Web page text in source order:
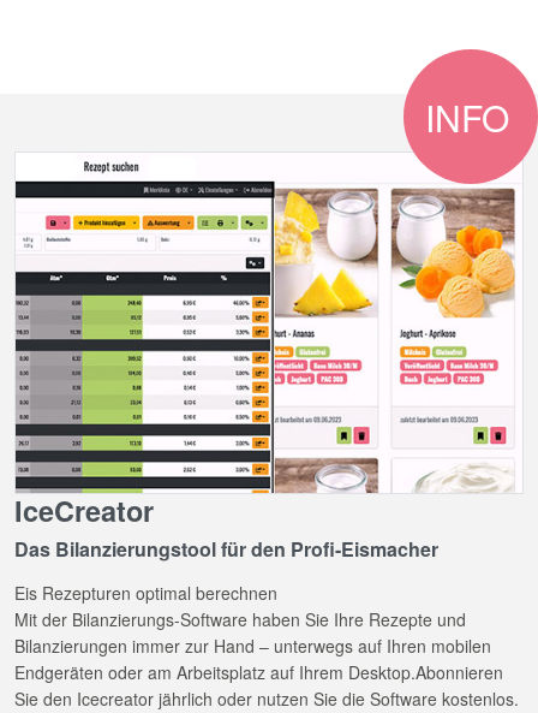
INFO
IceCreator
Das Bilanzierungstool für den Profi-Eismacher
Eis Rezepturen optimal berechnen
Mit der Bilanzierungs-Software haben Sie Ihre Rezepte und
Bilanzierungen immer zur Hand – unterwegs auf Ihren mobilen
Endgeräten oder am Arbeitsplatz auf Ihrem Desktop.Abonnieren
Sie den Icecreator jährlich oder nutzen Sie die Software kostenlos.